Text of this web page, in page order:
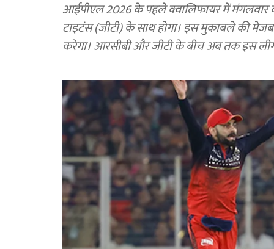
आईपीएल 2026 के पहले क्वालिफायर में
टाइटंस (जीटी) के साथ होगा। इस मुकाबले की
करेगा। आरसीबी और जीटी के बीच अब तक इस